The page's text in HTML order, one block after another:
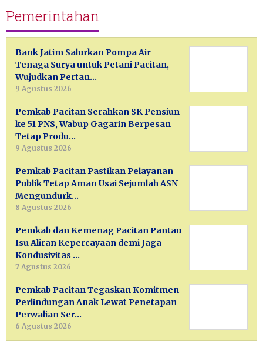
Pemerintahan
Bank Jatim Salurkan Pompa Air
Tenaga Surya untuk Petani Pacitan,
Wujudkan Pertan…
9 Agustus 2026
Pemkab Pacitan Serahkan SK Pensiun
ke 51 PNS, Wabup Gagarin Berpesan
Tetap Produ…
9 Agustus 2026
Pemkab Pacitan Pastikan Pelayanan
Publik Tetap Aman Usai Sejumlah ASN
Mengundurk…
8 Agustus 2026
Pemkab dan Kemenag Pacitan Pantau
Isu Aliran Kepercayaan demi Jaga
Kondusivitas …
7 Agustus 2026
Pemkab Pacitan Tegaskan Komitmen
Perlindungan Anak Lewat Penetapan
Perwalian Ser…
6 Agustus 2026